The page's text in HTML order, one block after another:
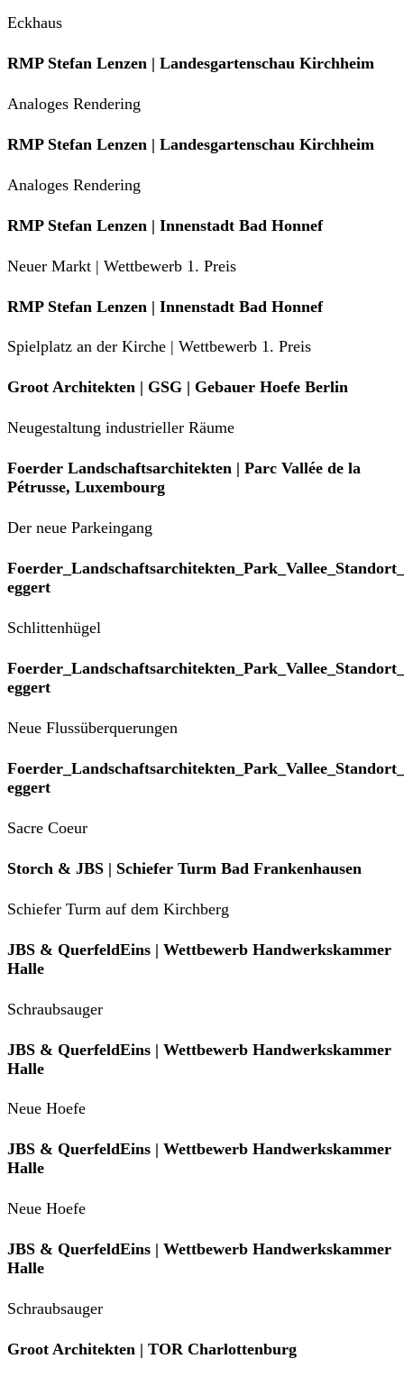
Eckhaus
RMP Stefan Lenzen | Landesgartenschau Kirchheim
Analoges Rendering
RMP Stefan Lenzen | Landesgartenschau Kirchheim
Analoges Rendering
RMP Stefan Lenzen | Innenstadt Bad Honnef
Neuer Markt | Wettbewerb 1. Preis
RMP Stefan Lenzen | Innenstadt Bad Honnef
Spielplatz an der Kirche | Wettbewerb 1. Preis
Groot Architekten | GSG | Gebauer Hoefe Berlin
Neugestaltung industrieller Räume
Foerder Landschaftsarchitekten | Parc Vallée de la
Pétrusse, Luxembourg
Der neue Parkeingang
eggert
Schlittenhügel
eggert
Neue Flussüberquerungen
eggert
Sacre Coeur
Storch & JBS | Schiefer Turm Bad Frankenhausen
Schiefer Turm auf dem Kirchberg
JBS & QuerfeldEins | Wettbewerb Handwerkskammer
Halle
Schraubsauger
JBS & QuerfeldEins | Wettbewerb Handwerkskammer
Halle
Neue Hoefe
JBS & QuerfeldEins | Wettbewerb Handwerkskammer
Halle
Neue Hoefe
JBS & QuerfeldEins | Wettbewerb Handwerkskammer
Halle
Schraubsauger
Groot Architekten | TOR Charlottenburg